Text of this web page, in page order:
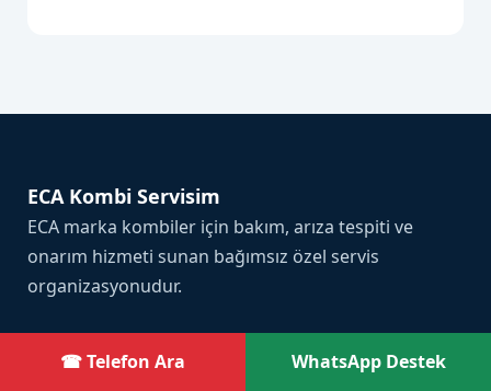
ECA Kombi Servisim
ECA marka kombiler için bakım, arıza tespiti ve
onarım hizmeti sunan bağımsız özel servis
organizasyonudur.
Hızlı Erişim
☎ Telefon Ara WhatsApp Destek